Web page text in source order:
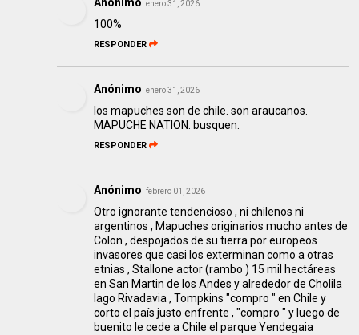
enero 31, 2026
100%
RESPONDER
Anónimo enero 31, 2026
los mapuches son de chile. son araucanos.
MAPUCHE NATION. busquen.
RESPONDER
Anónimo febrero 01, 2026
Otro ignorante tendencioso , ni chilenos ni
argentinos , Mapuches originarios mucho antes de
Colon , despojados de su tierra por europeos
invasores que casi los exterminan como a otras
etnias , Stallone actor (rambo ) 15 mil hectáreas
en San Martin de los Andes y alrededor de Cholila
lago Rivadavia , Tompkins "compro " en Chile y
corto el país justo enfrente , "compro " y luego de
buenito le cede a Chile el parque Yendegaia